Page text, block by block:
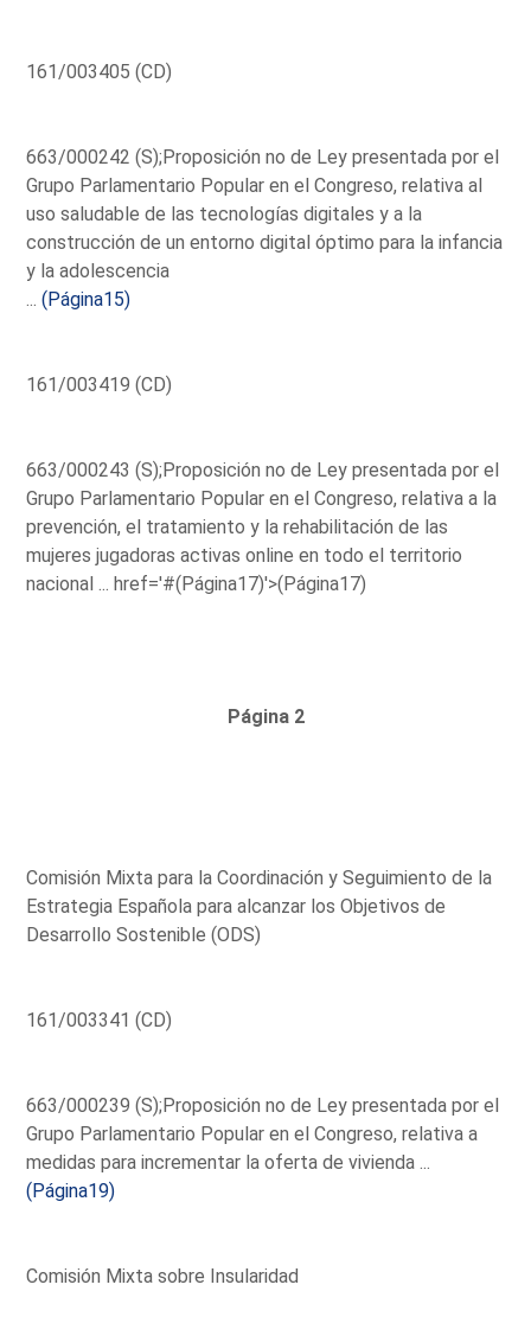
161/003405 (CD)
663/000242 (S);Proposición no de Ley presentada por el
Grupo Parlamentario Popular en el Congreso, relativa al
uso saludable de las tecnologías digitales y a la
construcción de un entorno digital óptimo para la infancia
y la adolescencia
...(Página15)
161/003419 (CD)
663/000243 (S);Proposición no de Ley presentada por el
Grupo Parlamentario Popular en el Congreso, relativa a la
prevención, el tratamiento y la rehabilitación de las
mujeres jugadoras activas online en todo el territorio
nacional ...href='#(Página17)'>(Página17)
Página 2
Comisión Mixta para la Coordinación y Seguimiento de la
Estrategia Española para alcanzar los Objetivos de
Desarrollo Sostenible (ODS)
161/003341 (CD)
663/000239 (S);Proposición no de Ley presentada por el
Grupo Parlamentario Popular en el Congreso, relativa a
medidas para incrementar la oferta de vivienda ...
(Página19)
Comisión Mixta sobre Insularidad